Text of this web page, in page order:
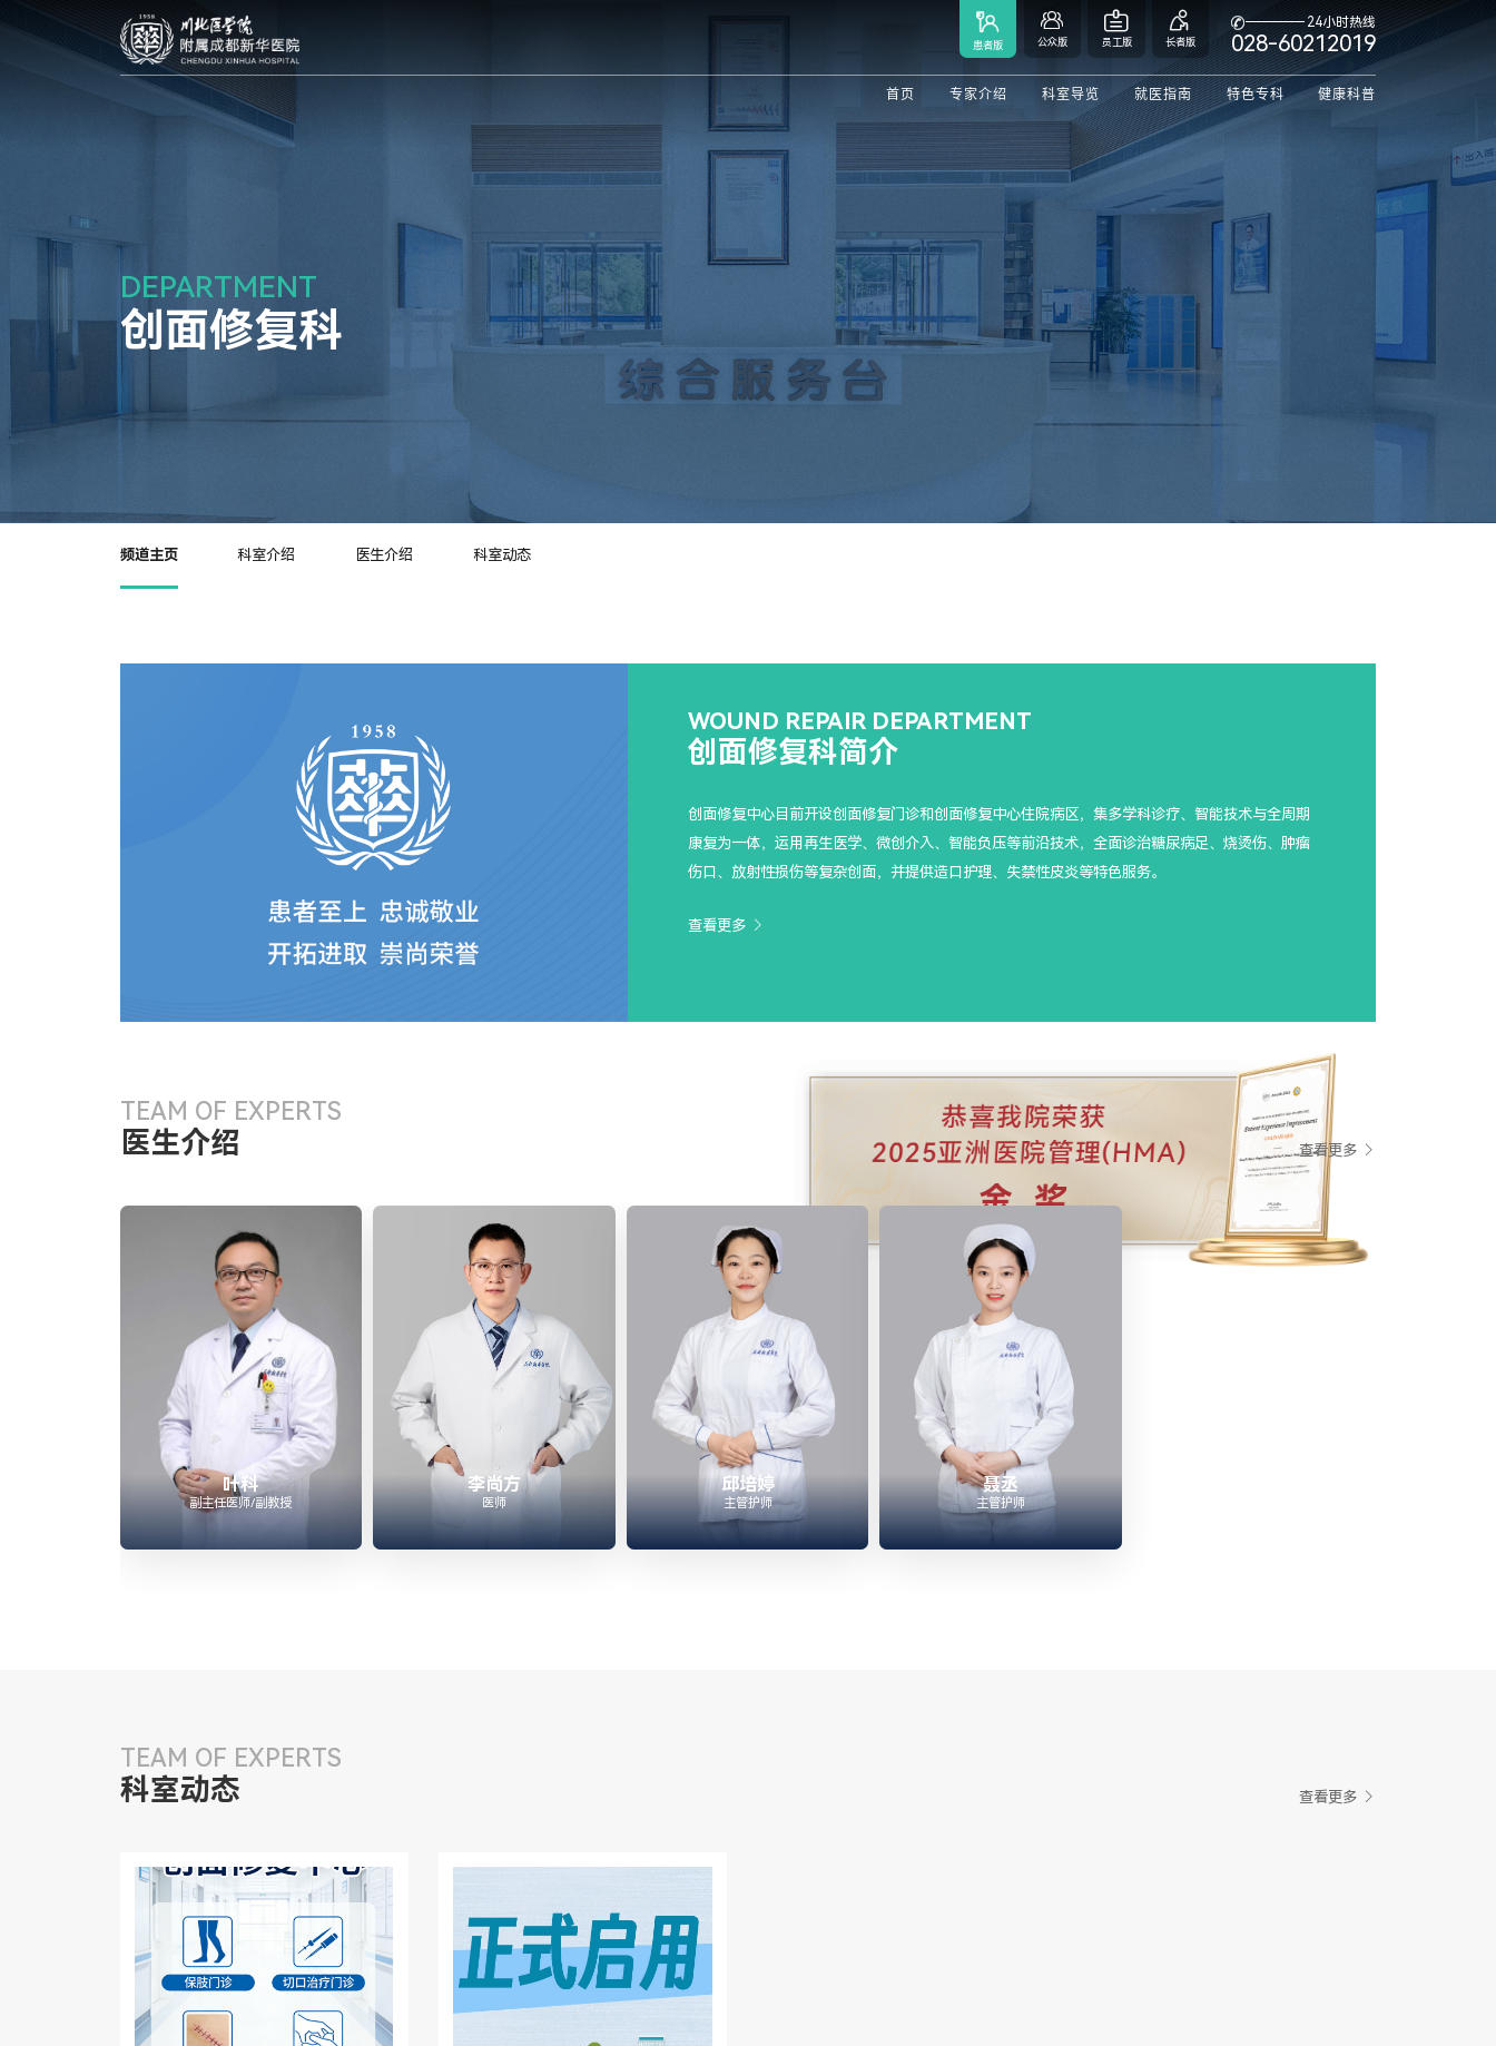
患者版

公众版

员工版

长者版
 24小时热线
028-60212019
首页 专家介绍 科室导览 就医指南 特色专科 健康科普
DEPARTMENT
创面修复科
频道主页 科室介绍 医生介绍 科室动态
WOUND REPAIR DEPARTMENT
创面修复科简介
创面修复中心目前开设创面修复门诊和创面修复中心住院病区，集多学科诊疗、智能技术与全周期
康复为一体，运用再生医学、微创介入、智能负压等前沿技术，全面诊治糖尿病足、烧烫伤、肿瘤
伤口、放射性损伤等复杂创面，并提供造口护理、失禁性皮炎等特色服务。
查看更多 
TEAM OF EXPERTS
医生介绍 查看更多 
叶科
副主任医师/副教授

李尚方
医师

邱培婷
主管护师

聂丞
主管护师

TEAM OF EXPERTS
科室动态 查看更多 